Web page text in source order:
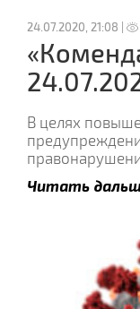
24.07.2020, 21:08 |
В целях
Читать